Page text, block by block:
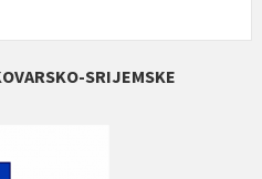
SRIJEMSKE